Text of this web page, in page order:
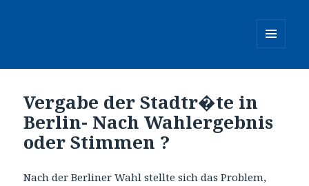
Vergabe der Stadtr�te in
Berlin- Nach Wahlergebnis
oder Stimmen ?
Nach der Berliner Wahl stellte sich das Problem,